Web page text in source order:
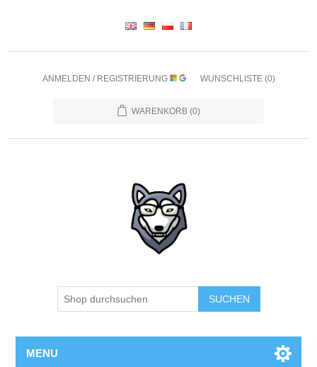
ANMELDEN / REGISTRIERUNG WUNSCHLISTE (0)
WARENKORB (0)
SUCHEN
MENU